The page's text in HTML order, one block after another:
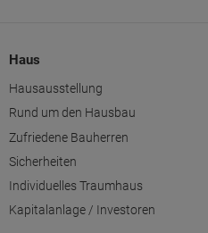
Haus
Hausausstellung
Rund um den Hausbau
Zufriedene Bauherren
Sicherheiten
Individuelles Traumhaus
Kapitalanlage / Investoren